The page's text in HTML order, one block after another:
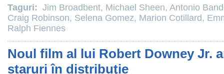
Taguri: Jim Broadbent, Michael Sheen, Antonio
Craig Robinson, Selena Gomez, Marion Cotillard,
Ralph Fiennes
Noul film al lui Robert Downey Jr.
staruri în distribuţie